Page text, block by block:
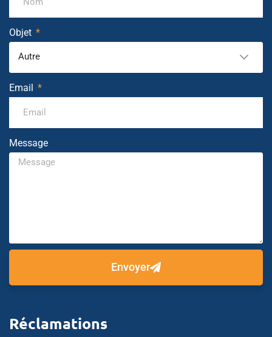
Objet
Autre
Email
Message
Envoyer
Réclamations